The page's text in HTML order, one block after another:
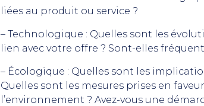
liées au produit ou service ?
– Technologique : Quelles sont les
lien avec votre offre ? Sont-elles
– Écologique : Quelles sont les
Quelles sont les mesures prises en
l’environnement ? Avez-vous une